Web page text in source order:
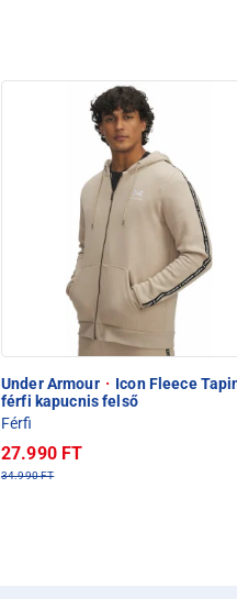
Under Armour · Icon Fleece
férfi kapucnis felső
Férfi
27.990 FT
34.990 FT